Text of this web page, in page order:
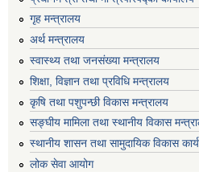
गृह मन्‍त्रालय
अर्थ मन्त्रालय
स्वास्थ्य तथा जनसंख्या मन्त्रालय
शिक्षा, विज्ञान तथा प्रविधि मन्त्रालय
कृषि तथा पशुपन्छी विकास मन्त्रालय
सङ्घीय मामिला तथा स्थानीय विकास
स्थानीय शासन तथा सामुदायिक विकास
लोक सेवा आयोग